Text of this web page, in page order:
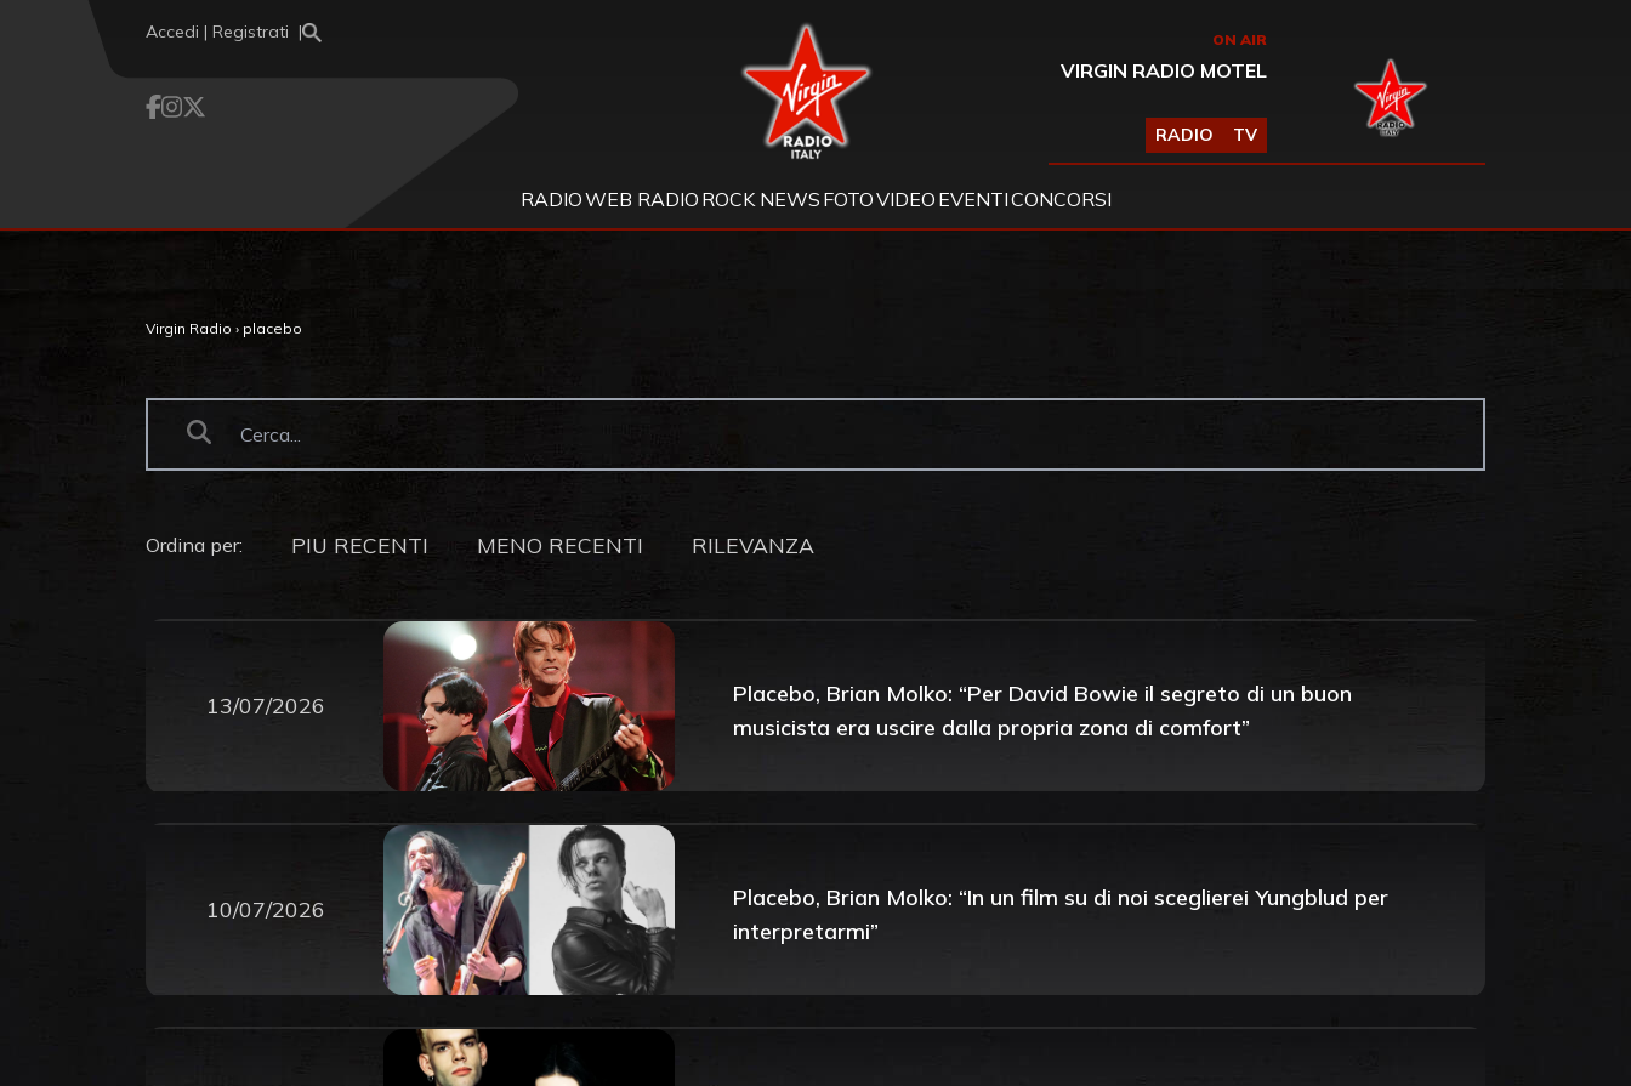
Accedi | Registrati Virgin Radio ON AIR
VIRGIN RADIO MOTEL
RADIO TV
RADIOWEB RADIO ROCK NEWS FOTOVIDEO EVENTICONCORSI
Virgin Radio › placebo
Ordina per: PIU RECENTI MENO RECENTI RILEVANZA
13/07/2026
Placebo, Brian Molko: “Per David Bowie il segreto di un buon
musicista era uscire dalla propria zona di comfort”
10/07/2026
Placebo, Brian Molko: “In un film su di noi sceglierei Yungblud per
interpretarmi”